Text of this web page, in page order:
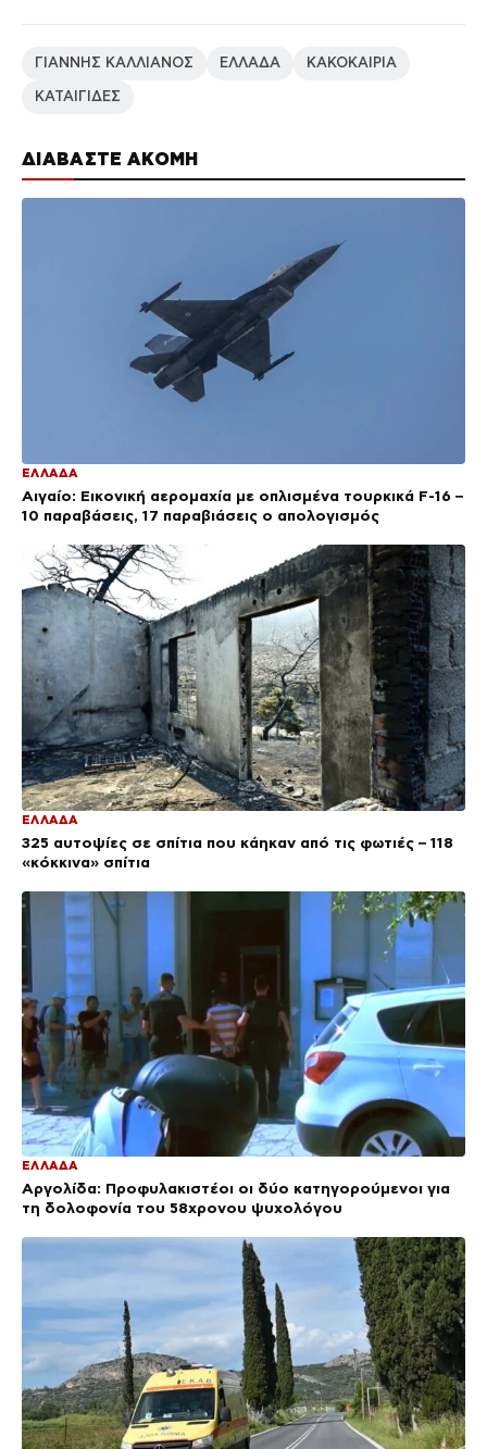
ΔΙΑΒΑΣΤΕ ΑΚΟΜΗ
ΕΛΛΑΔΑ
Αιγαίο: Εικονική αερομαχία με οπλισμένα τουρκικά F-16 –
10 παραβάσεις, 17 παραβιάσεις ο απολογισμός
ΕΛΛΑΔΑ
325 αυτοψίες σε σπίτια που κάηκαν από τις φωτιές – 118
«κόκκινα» σπίτια
ΕΛΛΑΔΑ
Αργολίδα: Προφυλακιστέοι οι δύο κατηγορούμενοι για
τη δολοφονία του 58χρονου ψυχολόγου
ΓΙΑΝΝΗΣ ΚΑΛΛΙΑΝΟΣ ΕΛΛΑΔΑ ΚΑΚΟΚΑΙΡΙΑ
ΚΑΤΑΙΓΙΔΕΣ